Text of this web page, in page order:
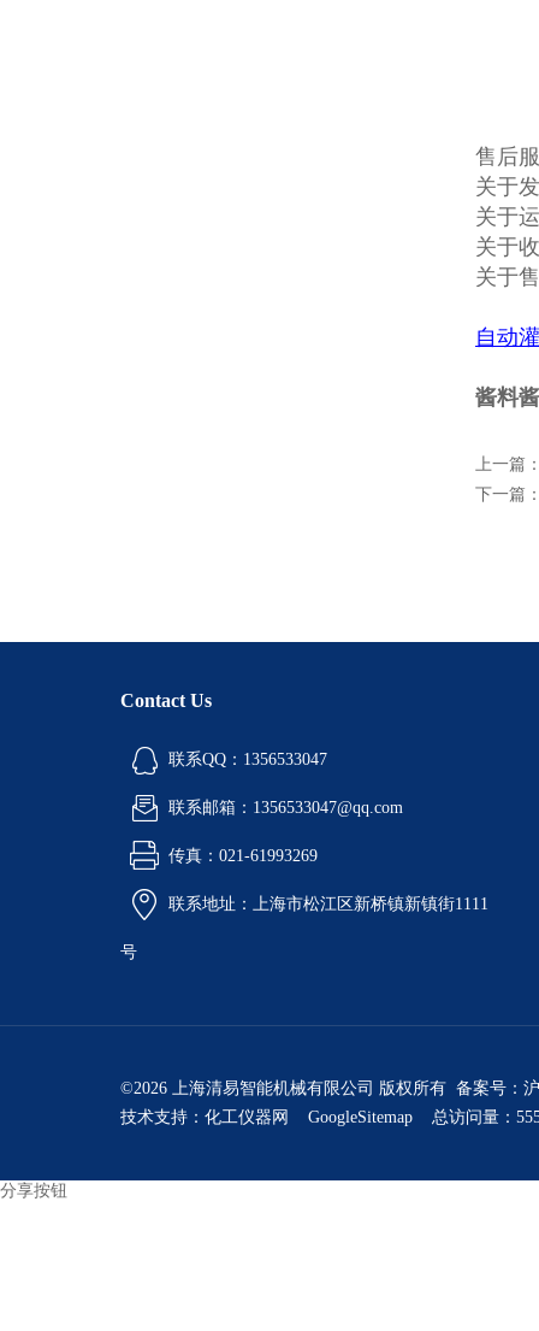
售后
关于
关于
关于
关于
自动
酱料
上一篇
下一篇
Contact Us
联系QQ：1356533047
联系邮箱：1356533047@qq.com
传真：021-61993269
联系地址：上海市松江区新桥镇新镇街1111
号
©2026 上海清易智能机械有限公司 版权所有 备案号：
技术支持： 化工仪器网 GoogleSitemap 总访问量：
分享按钮